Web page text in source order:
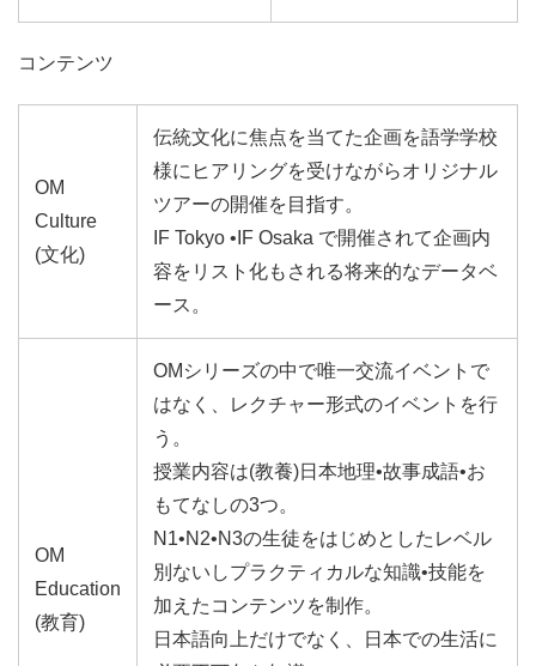
コンテンツ
OM
Culture
(文化)
伝統文化に焦点を当てた企画を語学学校
様にヒアリングを受けながらオリジナル
ツアーの開催を目指す。
IF Tokyo •IF Osaka で開催されて企画内
容をリスト化もされる将来的なデータベ
ース。
OM
Education
(教育)
OMシリーズの中で唯一交流イベントで
はなく、レクチャー形式のイベントを行
う。
授業内容は(教養)日本地理•故事成語•お
もてなしの3つ。
N1•N2•N3の生徒をはじめとしたレベル
別ないしプラクティカルな知識•技能を
加えたコンテンツを制作。
日本語向上だけでなく、日本での生活に